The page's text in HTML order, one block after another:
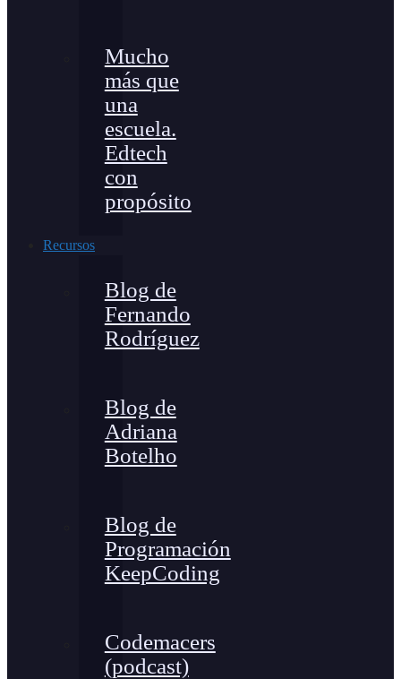
Mucho
más que
una
escuela.
Edtech
con
propósito
Recursos
Blog de
Fernando
Rodríguez
Blog de
Adriana
Botelho
Blog de
Programación
KeepCoding
Codemacers
(podcast)